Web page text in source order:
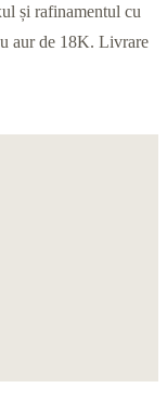
și rafinamentul cu
aur de 18K. Livrare